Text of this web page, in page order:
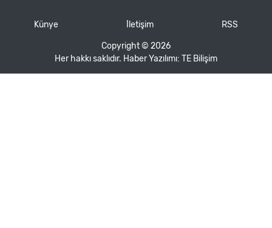
Künye İletişim RSS
Copyright © 2026
Her hakkı saklıdır. Haber Yazılımı: TE Bilişim